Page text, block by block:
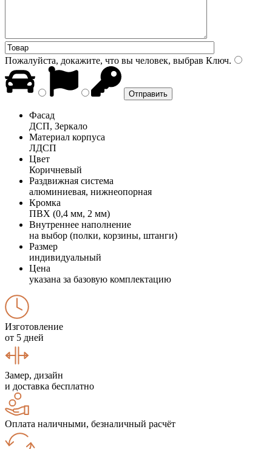
Пожалуйста, докажите, что вы человек, выбрав Ключ.
Фасад
ДСП, Зеркало
Материал корпуса
ЛДСП
Цвет
Коричневый
Раздвижная система
алюминиевая, нижнеопорная
Кромка
ПВХ (0,4 мм, 2 мм)
Внутреннее наполнение
на выбор (полки, корзины, штанги)
Размер
индивидуальный
Цена
указана за базовую комплектацию
Изготовление
от 5 дней
Замер, дизайн
и доставка бесплатно
Оплата наличными, безналичный расчёт